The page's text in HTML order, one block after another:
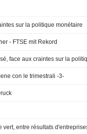
sur la politique monétaire
- FTSE mit Rekord
con le trimestrali -3-